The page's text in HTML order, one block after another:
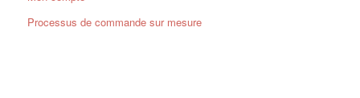
Processus de commande sur mesure